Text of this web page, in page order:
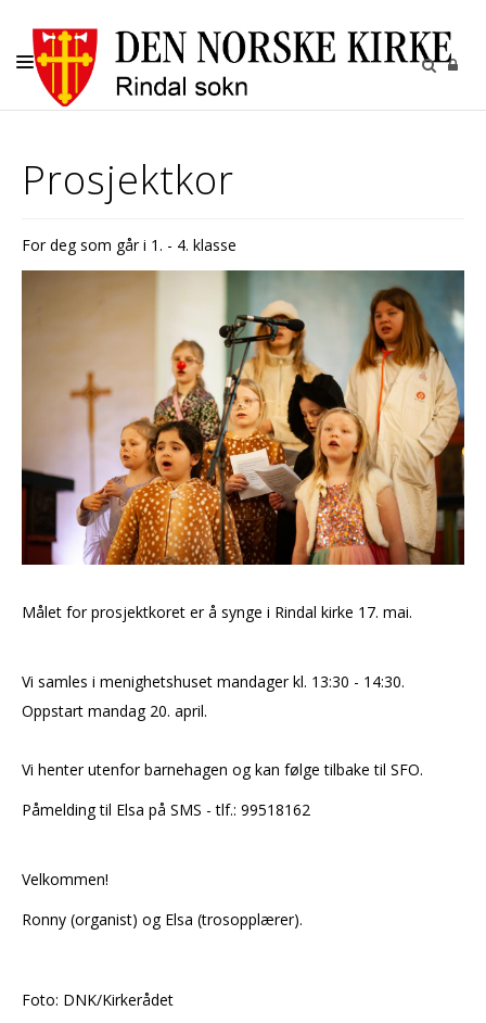
KIRKENE
BARN OG UNGE
Prosjektkor
For deg som går i 1. - 4. klasse
Målet for prosjektkoret er å synge i Rindal kirke 17. mai.
Vi samles i menighetshuset mandager kl. 13:30 - 14:30.
Oppstart mandag 20. april.
Vi henter utenfor barnehagen og kan følge tilbake til SFO.
Påmelding til Elsa på SMS - tlf.: 99518162
Velkommen!
Ronny (organist) og Elsa (trosopplærer).
Foto: DNK/Kirkerådet